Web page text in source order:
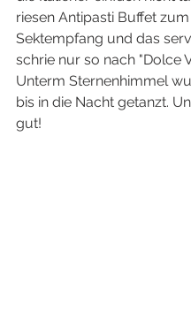
riesen Antipasti Buffet zum
Sektempfang und das
schrie nur so nach "Dolce
Unterm Sternenhimmel
bis in die Nacht getanzt.
gut!